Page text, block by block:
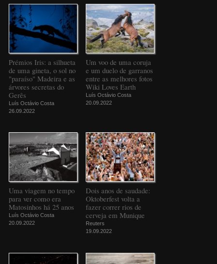
Prémios Iris: a silhueta
de uma gineta, o sol no
"paraíso" Madeira e as
árvores secretas do
Gerês
Luís Octávio Costa
26.09.2022
Um voo de uma coruja
e um duelo de garranos
entre as melhores fotos
Wiki Loves Earth
Luís Octávio Costa
20.09.2022
Uma viagem no tempo
para ver como era
Matosinhos há 25 anos
Luís Octávio Costa
20.09.2022
Dois anos de saudade:
Oktoberfest volta a
fazer correr rios de
cerveja em Munique
Reuters
19.09.2022